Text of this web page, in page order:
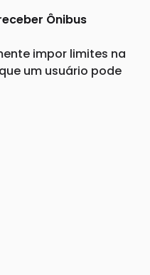
Ônibus
impor limites na
um usuário pode